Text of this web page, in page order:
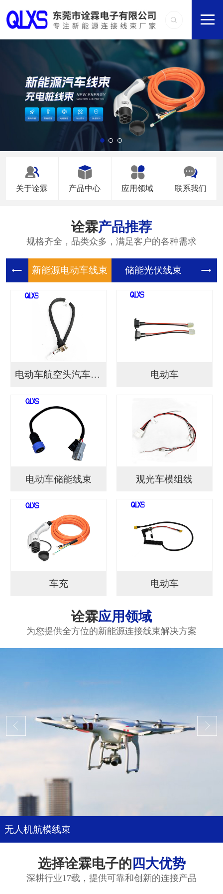
关于诠霖 产品中心 应用领域 联系我们
诠霖产品推荐
规格齐全，品类众多，满足客户的各种需求
新能源电 储能光伏
电动车航空头汽车连接... 电动车
电动车储能线束 观光车模组线
车充 电动车
诠霖应用领域
为您提供全方位的新能源连接线束解决方案
无人机航模线束
选择诠霖电子的 四大优势
深耕行业17载，提供可靠和创新的连接产品